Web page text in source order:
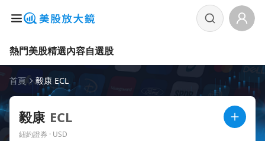
熱門美股精選內容自選股
首頁 毅康 ECL
毅康 ECL
紐約證券 · USD